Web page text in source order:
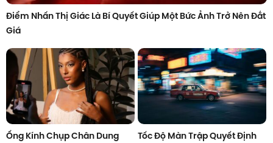
Điểm Nhấn Thị Giác Là Bí Quyết Giúp Một Bức Ảnh Trở Nên Đắt
Giá
Ống Kính Chụp Chân Dung
Tốc Độ Màn Trập Quyết Định